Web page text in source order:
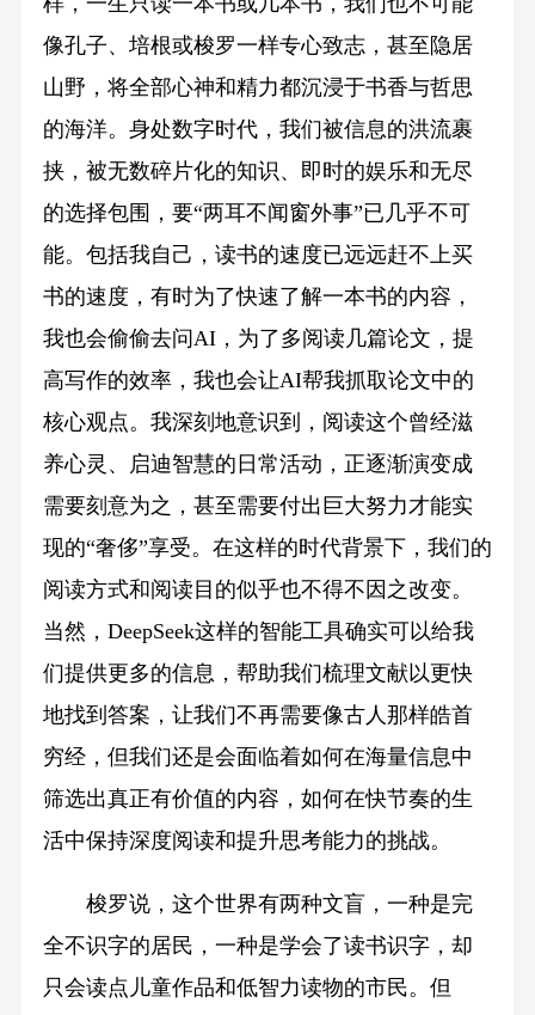
像孔子、培根或梭罗一样专心致志，甚至隐居
山野，将全部心神和精力都沉浸于书香与哲思
的海洋。身处数字时代，我们被信息的洪流裹
挟，被无数碎片化的知识、即时的娱乐和无尽
的选择包围，要“两耳不闻窗外事”已几乎不可
能。包括我自己，读书的速度已远远赶不上买
书的速度，有时为了快速了解一本书的内容，
我也会偷偷去问AI，为了多阅读几篇论文，提
高写作的效率，我也会让AI帮我抓取论文中的
核心观点。我深刻地意识到，阅读这个曾经滋
养心灵、启迪智慧的日常活动，正逐渐演变成
需要刻意为之，甚至需要付出巨大努力才能实
现的“奢侈”享受。在这样的时代背景下，我们的
阅读方式和阅读目的似乎也不得不因之改变。
当然，DeepSeek这样的智能工具确实可以给我
们提供更多的信息，帮助我们梳理文献以更快
地找到答案，让我们不再需要像古人那样皓首
穷经，但我们还是会面临着如何在海量信息中
筛选出真正有价值的内容，如何在快节奏的生
活中保持深度阅读和提升思考能力的挑战。
梭罗说，这个世界有两种文盲，一种是完
全不识字的居民，一种是学会了读书识字，却
只会读点儿童作品和低智力读物的市民。但